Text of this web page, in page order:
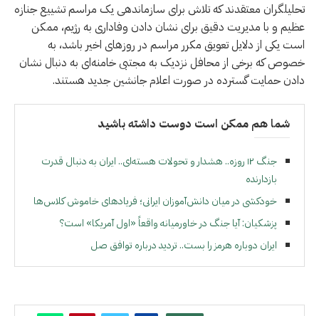
تحلیلگران معتقدند که تلاش برای سازماندهی یک مراسم تشییع جنازه
عظیم و با مدیریت دقیق برای نشان دادن وفاداری به رژیم، ممکن
است یکی از دلایل تعویق مکرر مراسم در روزهای اخیر باشد، به
خصوص که برخی از محافل نزدیک به مجتبی خامنه‌ای به دنبال نشان
دادن حمایت گسترده در صورت اعلام جانشین جدید هستند.
شما هم ممکن است دوست داشته باشید
جنگ ۱۲ روزه.. هشدار و تحولات هسته‌ای.. ایران به دنبال قدرت
بازدارنده
خودکشی در میان دانش‌آموزان ایرانی؛ فریادهای خاموش کلاس‌ها
پزشکیان: آیا جنگ در خاورمیانه واقعاً «اول آمریکا» است؟
ایران دوباره هرمز را بست.. تردید درباره توافق صل